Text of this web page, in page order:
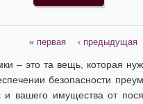
« первая ‹ предыдущая
– это та вещь, которая
безопасности
и вашего имущества от